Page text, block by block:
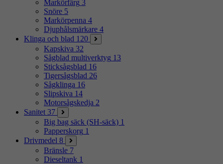
Markörfärg 3
Snöre 5
Markörpenna 4
Djuphålsmärkare 4
Klinga och blad 120
Kapskiva 32
Sågblad multiverktyg 13
Sticksågsblad 16
Tigersågsblad 26
Sågklinga 16
Slipskiva 14
Motorsågskedja 2
Sanitet 37
Big bag säck (SH-säck) 1
Papperskorg 1
Drivmedel 8
Bränsle 7
Dieseltank 1